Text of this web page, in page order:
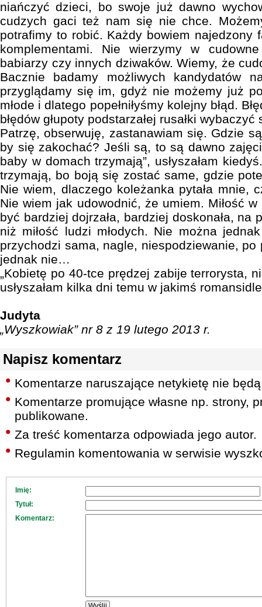
niańczyć dzieci, bo swoje już dawno
cudzych gaci też nam się nie chce.
potrafimy to robić. Każdy bowiem najedzony
komplementami. Nie wierzymy w
babiarzy czy innych dziwaków. Wiemy, że
Bacznie badamy możliwych kandydatów
przyglądamy się im, gdyż nie możemy już
młode i dlatego popełniłyśmy kolejny błąd.
błędów głupoty podstarzałej rusałki wybaczyć
Patrzę, obserwuję, zastanawiam się. Gdzie
by się zakochać? Jeśli są, to są dawno
baby w domach trzymają”, usłyszałam
trzymają, bo boją się zostać same, gdzie
Nie wiem, dlaczego koleżanka pytała mnie,
Nie wiem jak udowodnić, że umiem. Miłość
być bardziej dojrzała, bardziej doskonała, na
niż miłość ludzi młodych. Nie można
przychodzi sama, nagle, niespodziewanie, po
jednak nie…
„Kobietę po 40-tce prędzej zabije terrorysta,
usłyszałam kilka dni temu w jakimś
Judyta
„Wyszkowiak” nr 8 z 19 lutego 2013 r.
Napisz komentarz
Komentarze naruszające netykietę nie
Komentarze promujące własne np. strony,
publikowane.
Za treść komentarza odpowiada jego autor.
Regulamin komentowania w serwisie
Imię:
Tytuł:
Komentarz: